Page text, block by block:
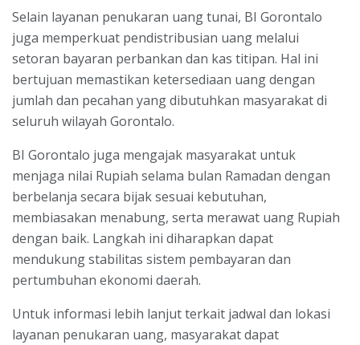
Selain layanan penukaran uang tunai, BI Gorontalo
juga memperkuat pendistribusian uang melalui
setoran bayaran perbankan dan kas titipan. Hal ini
bertujuan memastikan ketersediaan uang dengan
jumlah dan pecahan yang dibutuhkan masyarakat di
seluruh wilayah Gorontalo.
BI Gorontalo juga mengajak masyarakat untuk
menjaga nilai Rupiah selama bulan Ramadan dengan
berbelanja secara bijak sesuai kebutuhan,
membiasakan menabung, serta merawat uang Rupiah
dengan baik. Langkah ini diharapkan dapat
mendukung stabilitas sistem pembayaran dan
pertumbuhan ekonomi daerah.
Untuk informasi lebih lanjut terkait jadwal dan lokasi
layanan penukaran uang, masyarakat dapat